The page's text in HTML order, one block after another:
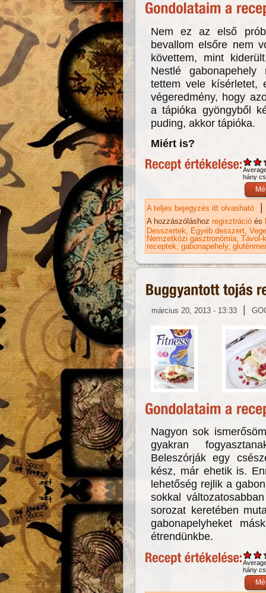
Nem ez az első
bevallom elsőre nem
követtem, mint
Nestlé gabonapehely
tettem vele kísérletet,
végeredmény, hogy
a tápióka gyöngyből
puding, akkor tápióka.
Miért is?
hány
A teljes bejegyzés itt olvasható |
A hozzászóláshoz regisztráció és
Desszertek
Egyéb desszert
Nemzetközi gasztronómia Távol-
receptek gabonapehely
március 20, 2013 - 13:33 |
Nagyon sok
gyakran
Beleszórják egy
kész, már ehetik is.
lehetőség rejlik a
sokkal
sorozat keretében
gabonapelyheket
étrendünkbe.
hány